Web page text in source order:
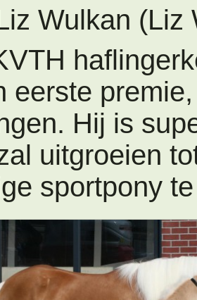
Wulkan (Liz
eerste
Hij is
uitgroeien
sportpony